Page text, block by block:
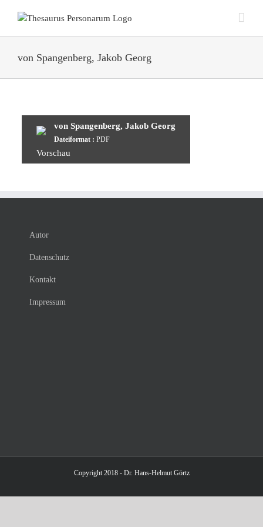
Inhalt
von Spangenberg, Jakob Georg
von Spangenberg, Jakob Georg
Dateiformat : PDF
Vorschau
Autor
Datenschutz
Kontakt
Impressum
Copyright 2018 - Dr. Hans-Helmut Görtz